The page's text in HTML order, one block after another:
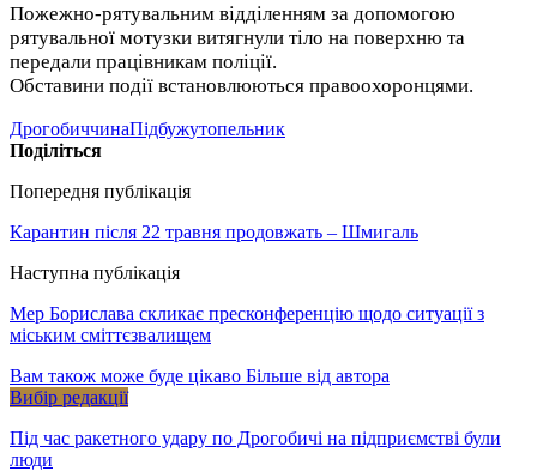
Пожежно-рятувальним відділенням за допомогою
рятувальної мотузки витягнули тіло на поверхню та
передали працівникам поліції.
Обставини події встановлюються правоохоронцями.
ДрогобиччинаПідбужутопельник
Поділіться
Попередня публікація
Карантин після 22 травня продовжать – Шмигаль
Наступна публікація
Мер Борислава скликає пресконференцію щодо ситуації з
міським сміттєзвалищем
Вам також може буде цікаво Більше від автора
Вибір редакції
Під час ракетного удару по Дрогобичі на підприємстві були
люди